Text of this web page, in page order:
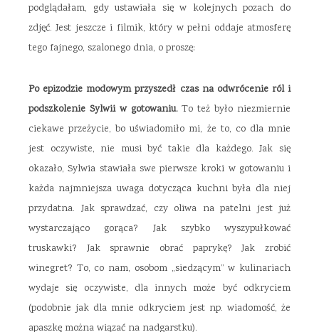
podglądałam, gdy ustawiała się w kolejnych pozach do
zdjęć. Jest jeszcze i filmik, który w pełni oddaje atmosferę
tego fajnego, szalonego dnia, o proszę:
Po epizodzie modowym przyszedł czas na odwrócenie ról i
podszkolenie Sylwii w gotowaniu.To też było niezmiernie
ciekawe przeżycie, bo uświadomiło mi, że to, co dla mnie
jest oczywiste, nie musi być takie dla każdego. Jak się
okazało, Sylwia stawiała swe pierwsze kroki w gotowaniu i
każda najmniejsza uwaga dotycząca kuchni była dla niej
przydatna. Jak sprawdzać, czy oliwa na patelni jest już
wystarczająco gorąca? Jak szybko wyszypułkować
truskawki? Jak sprawnie obrać paprykę? Jak zrobić
winegret? To, co nam, osobom „siedzącym” w kulinariach
wydaje się oczywiste, dla innych może być odkryciem
(podobnie jak dla mnie odkryciem jest np. wiadomość, że
apaszkę można wiązać na nadgarstku).